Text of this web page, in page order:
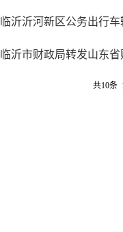
临沂沂河新区公务出行
临沂市财政局转发山东
共10条